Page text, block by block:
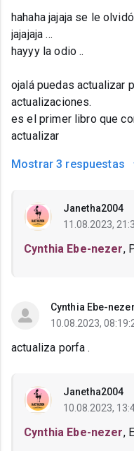
hahaha jajaja se le
jajajaja ...
hayyy la odio ..
ojalá puedas actualizar
actualizaciones.
es el primer libro que
actualizar
Mostrar 3 respuestas
Janetha2004
11.08.2023,
Cynthia Ebe-nezer,
Cynthia Ebe-nezer
10.08.2023,
actualiza porfa .
Janetha2004
10.08.2023,
Cynthia Ebe-nezer,